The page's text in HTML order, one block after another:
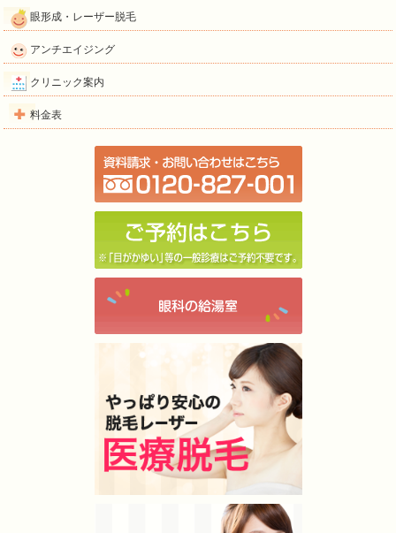
眼形成・レーザー脱毛
アンチエイジング
クリニック案内
料金表